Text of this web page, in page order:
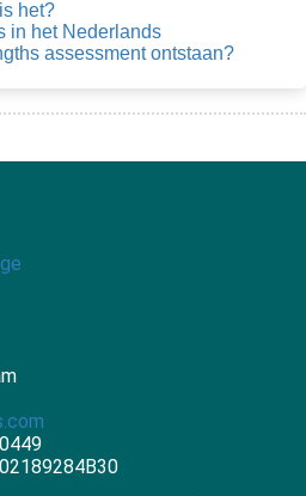
het?
in het Nederlands
assessment ontstaan?